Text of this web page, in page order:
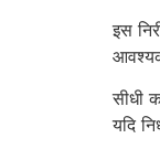
इस
सीधी
यदि